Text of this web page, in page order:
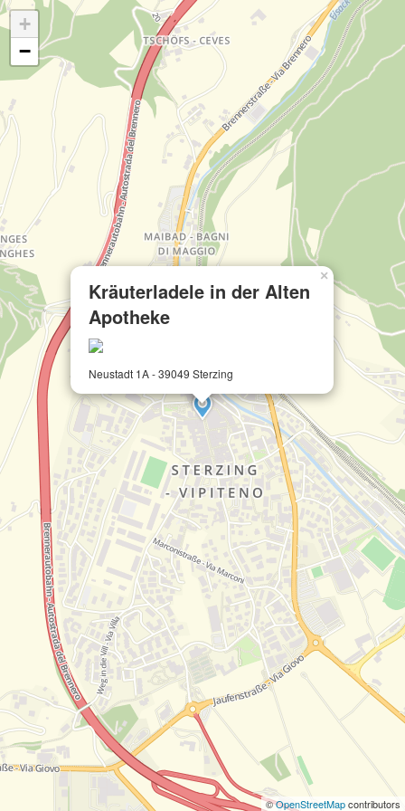
Kräuterladele in der Alten
Apotheke
Neustadt 1A - 39049 Sterzing
×
+
−
©OpenStreetMapcontributors